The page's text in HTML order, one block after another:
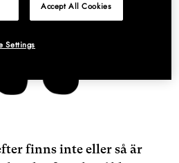
finns inte eller så är
Accept All Cookies
Settings